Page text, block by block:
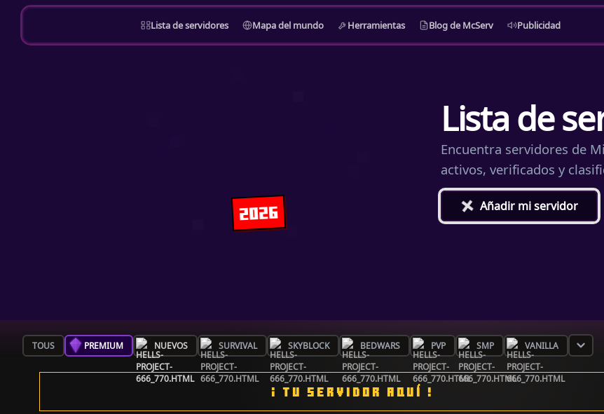
Lista de servidores Mapa del mundo Herramientas Blog de McServ Publicidad
2026
Lista de
Encuentra servidores de
activos, verificados y
+Añadir mi servidor
TOUS PREMIUM NUEVOS SURVIVAL SKYBLOCK BEDWARS PVP SMP VANILLA
¡ TU SERVIDOR AQUÍ !